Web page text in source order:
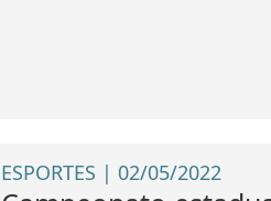
ESPORTES | 02/05/2022